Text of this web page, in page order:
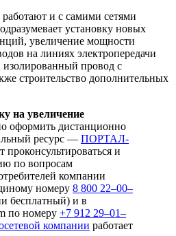
и с самими сетями
установку новых
увеличение мощности
на линиях электропередачи
провод с
строительство дополнительных
на увеличение
оформить дистанционно
ресурс — ПОРТАЛ-
и
по вопросам
компании
номеру 8 800 22–00–
бесплатный) и в
по номеру +7 912 29–01–
компании работает